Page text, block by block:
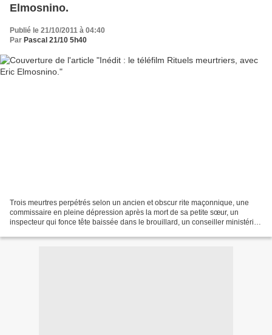
Elmosnino.
Publié le 21/10/2011 à 04:40
Par Pascal 21/10 5h40
Trois meurtres perpétrés selon un ancien et obscur rite maçonnique, une
commissaire en pleine dépression après la mort de sa petite sœur, un
inspecteur qui fonce tête baissée dans le brouillard, un conseiller ministériel